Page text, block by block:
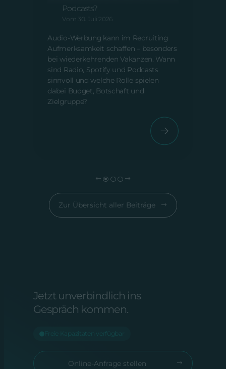
Podcasts?
Vom 30. Juli 2026
Audio-Werbung kann im Recruiting
Aufmerksamkeit schaffen – besonders
bei wiederkehrenden Vakanzen. Wann
sind Radio, Spotify und Podcasts
sinnvoll und welche Rolle spielen
dabei Budget, Botschaft und
Zielgruppe?
Zur Übersicht aller Beiträge
Jetzt unverbindlich ins
Gespräch kommen.
Freie Kapazitäten verfügbar
Online-Anfrage stellen